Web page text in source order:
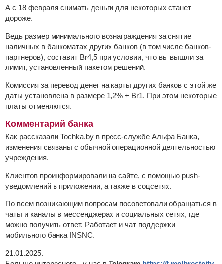
А с 18 февраля снимать деньги для некоторых станет
дороже.
Ведь размер минимального вознаграждения за снятие
наличных в банкоматах других банков (в том числе банков-
партнеров), составит Br4,5 при условии, что вы вышли за
лимит, установленный пакетом решений.
Комиссия за перевод денег на карты других банков с этой же
даты установлена в размере 1,2% + Br1. При этом некоторые
платы отменяются.
Комментарий банка
Как рассказали Tochka.by в пресс-службе Альфа Банка,
изменения связаны с обычной операционной деятельностью
учреждения.
Клиентов проинформировали на сайте, с помощью push-
уведомлений в приложении, а также в соцсетях.
По всем возникающим вопросам посоветовали обращаться в
чаты и каналы в мессенджерах и социальных сетях, где
можно получить ответ. Работает и чат поддержки
мобильного банка INSNC.
21.01.2025.